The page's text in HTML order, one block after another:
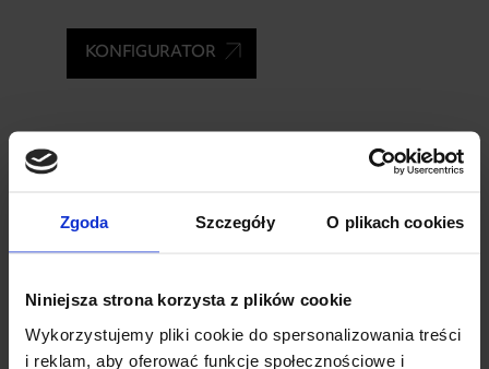
Zgoda Szczegóły O plikach cookies
Niniejsza strona korzysta z plików cookie
Wykorzystujemy pliki cookie do spersonalizowania treści
i reklam, aby oferować funkcje społecznościowe i
KONFIGURATOR
Seitliche
Verglasung